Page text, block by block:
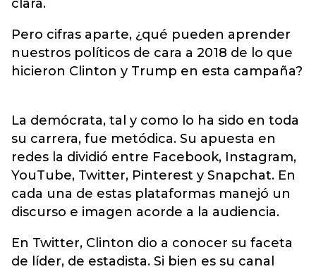
clara.
Pero cifras aparte, ¿qué pueden aprender
nuestros políticos de cara a 2018 de lo que
hicieron Clinton y Trump en esta campaña?
La demócrata, tal y como lo ha sido en toda
su carrera, fue metódica. Su apuesta en
redes la dividió entre Facebook, Instagram,
YouTube, Twitter, Pinterest y Snapchat. En
cada una de estas plataformas manejó un
discurso e imagen acorde a la audiencia.
En Twitter, Clinton dio a conocer su faceta
de líder, de estadista. Si bien es su canal